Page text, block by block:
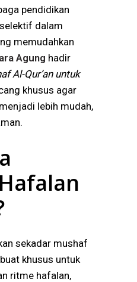
pendidikan
dalam
memudahkan
Agung hadir
Al-Qur’an untuk
khusus agar
lebih mudah,
sekadar mushaf
khusus untuk
ritme hafalan,